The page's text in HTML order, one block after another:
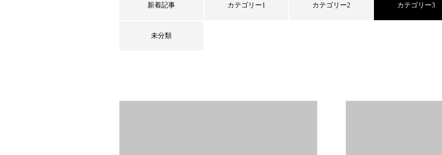
新着記事 カテゴリー1 カテゴリー2 カテゴリー3
未分類